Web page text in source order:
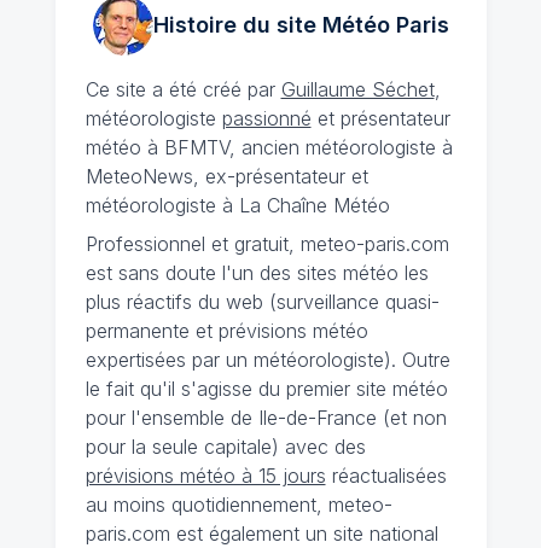
Histoire du site MétéoParis
Ce site a été créé par Guillaume Séchet,
météorologiste passionné et présentateur
météo à BFMTV, ancien météorologiste à
MeteoNews, ex-présentateur et
météorologiste à La Chaîne Météo
Professionnel et gratuit, meteo-paris.com
est sans doute l'un des sites météo les
plus réactifs du web (surveillance quasi-
permanente et prévisions météo
expertisées par un météorologiste). Outre
le fait qu'il s'agisse du premier site météo
pour l'ensemble de Ile-de-France (et non
pour la seule capitale) avec des
prévisions météo à 15 jours réactualisées
au moins quotidiennement, meteo-
paris.com est également un site national